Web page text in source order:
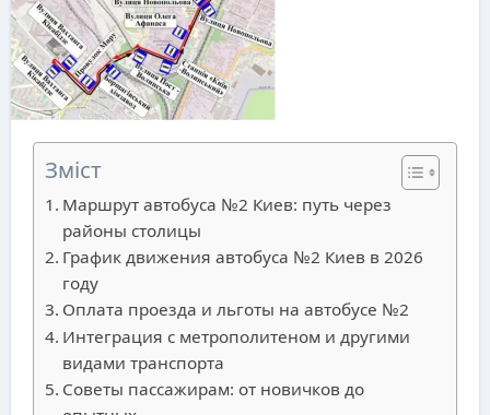
Зміст
Маршрут автобуса №2 Киев: путь через
районы столицы
График движения автобуса №2 Киев в 2026
году
Оплата проезда и льготы на автобусе №2
Интеграция с метрополитеном и другими
видами транспорта
Советы пассажирам: от новичков до